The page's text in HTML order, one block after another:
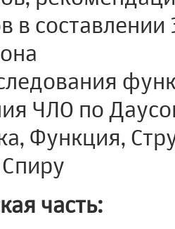
в
ЧЛО по
Функция,
часть: